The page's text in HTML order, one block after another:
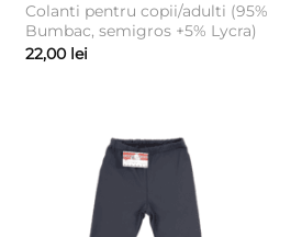
Colanti pentru copii/adulti (95%
Bumbac, semigros +5% Lycra)
22,00 lei